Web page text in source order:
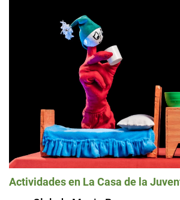
Actividades en La Casa de la